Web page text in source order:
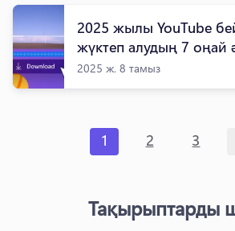
2025 жылы YouTube
жүктеп алудың 7 оңай
2025 ж. 8 тамыз
1 2 3
Тақырыптарды